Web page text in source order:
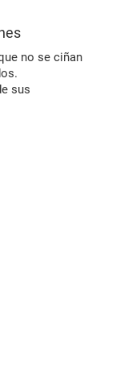
no se ciñan
sus